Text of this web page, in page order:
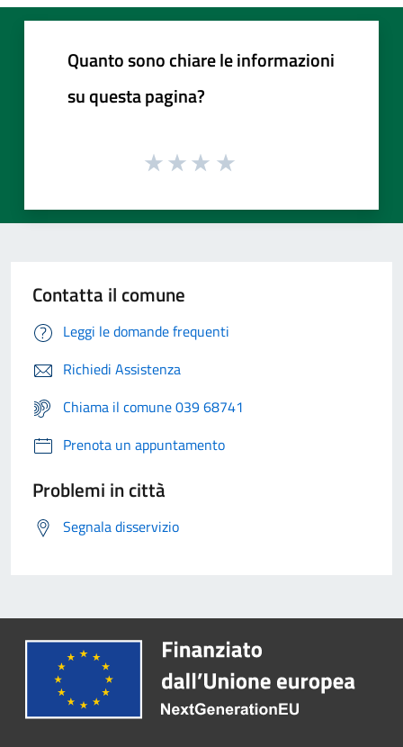
Quanto sono chiare le informazioni
su questa pagina?
Contatta il comune
Leggi le domande frequenti
Richiedi Assistenza
Chiama il comune 039 68741
Prenota un appuntamento
Problemi in città
Segnala disservizio